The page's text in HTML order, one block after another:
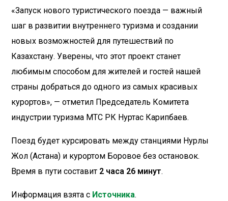
«Запуск нового туристического поезда — важный
шаг в развитии внутреннего туризма и создании
новых возможностей для путешествий по
Казахстану. Уверены, что этот проект станет
любимым способом для жителей и гостей нашей
страны добраться до одного из самых красивых
курортов», — отметил Председатель Комитета
индустрии туризма МТС РК Нуртас Карипбаев.
Поезд будет курсировать между станциями Нурлы
Жол (Астана) и курортом Боровое без остановок.
Время в пути составит 2 часа 26 минут.
Информация взята с Источника.